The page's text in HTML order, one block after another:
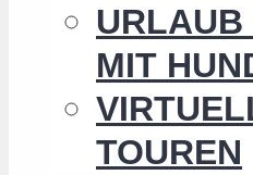
URLAUB
MIT
TOUREN